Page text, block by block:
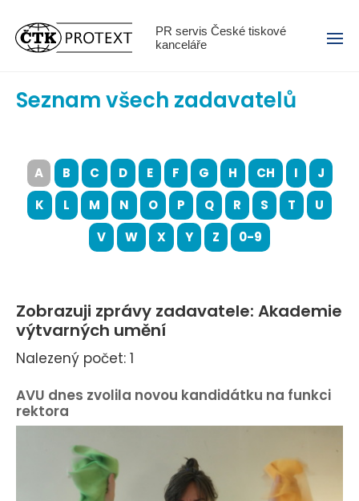
PR servis České tiskové
kanceláře
Menu
Seznam všech zadavatelů
A B C D E F G H CH I
J
K
L M N O P Q R S T
U
V
W X Y Z 0-9
Zobrazuji zprávy zadavatele: Akademie
výtvarných umění
Nalezený počet: 1
AVU dnes zvolila novou kandidátku na funkci
rektora